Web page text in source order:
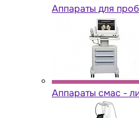
Аппараты для
Аппараты cмас -